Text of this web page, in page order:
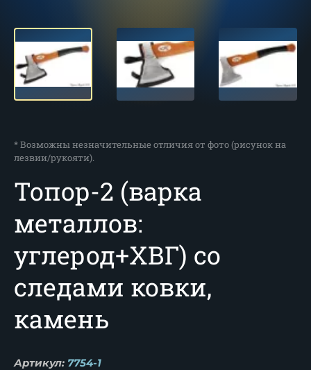
* Возможны незначительные отличия от фото (рисунок на
лезвии/рукояти).
Топор-2 (варка
металлов:
углерод+XВГ) со
следами ковки,
камень
Артикул: 7754-1